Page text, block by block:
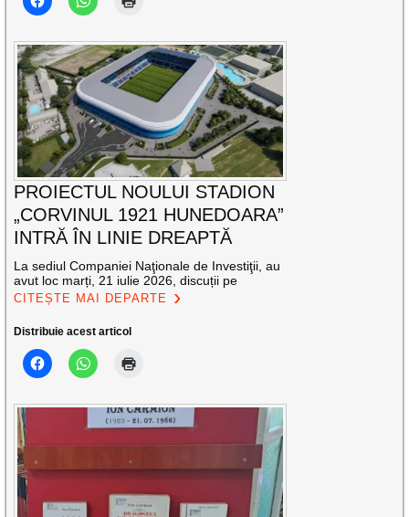
PROIECTUL NOULUI STADION
„CORVINUL 1921 HUNEDOARA”
INTRĂ ÎN LINIE DREAPTĂ
La sediul Companiei Naţionale de Investiţii, au
avut loc marți, 21 iulie 2026, discuții pe
CITEȘTE MAI DEPARTE
Distribuie acest articol